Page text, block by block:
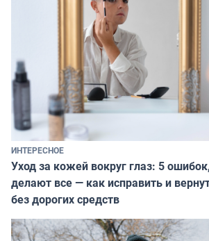
ИНТЕРЕСНОЕ
Уход за кожей вокруг глаз: 5
делают все — как исправить и
без дорогих средств